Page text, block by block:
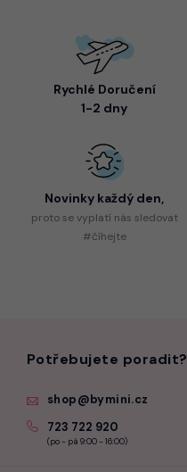
Rychlé Doručení
1-2 dny
Novinky každý den,
protose vyplatí nás sledovat
#číhejte
Potřebujete poradit?
shop@bymini.cz
723 722 920
(po - pá 9:00 - 16:00)